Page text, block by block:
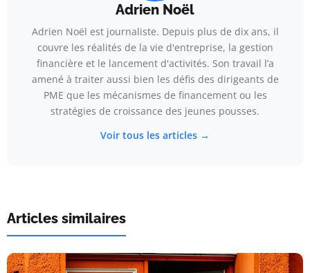
Adrien Noël
Adrien Noël est journaliste. Depuis plus de dix ans, il
couvre les réalités de la vie d'entreprise, la gestion
financière et le lancement d'activités. Son travail l’a
amené à traiter aussi bien les défis des dirigeants de
PME que les mécanismes de financement ou les
stratégies de croissance des jeunes pousses.
Voir tous les articles →
Articles similaires